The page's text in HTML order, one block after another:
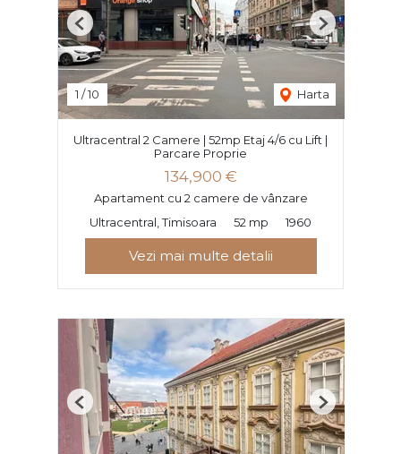
1 /10 Harta
Previous Next
Ultracentral 2 Camere | 52mp Etaj 4/6 cu Lift |
Parcare Proprie
134,900 €
Apartament cu 2 camere de vânzare
Ultracentral, Timisoara
52 mp 1960
Vezi mai multe detalii
Previous Next